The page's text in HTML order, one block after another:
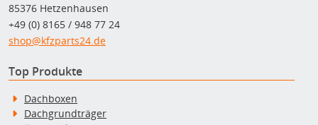
85376 Hetzenhausen
+49 (0) 8165 / 948 77 24
shop@kfzparts24.de
Top Produkte
Dachboxen
Dachgrundträger